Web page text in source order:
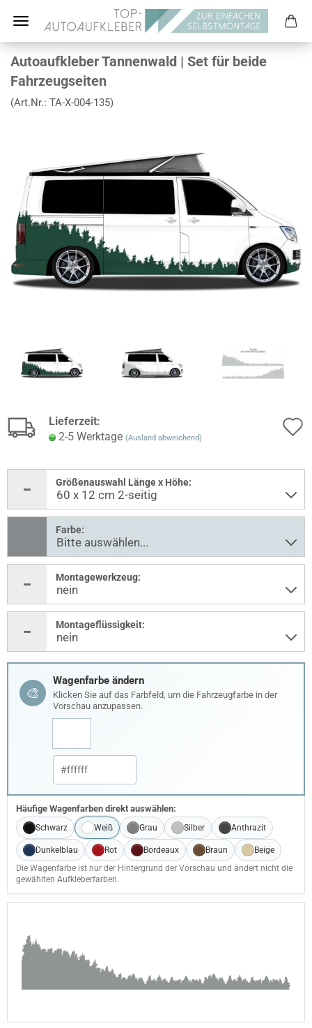
Autoaufkleber Tannenwald | Set für beide
Fahrzeugseiten
(Art.Nr.: TA-X-004-135)
Lieferzeit:
2-5 Werktage (Ausland abweichend)
Größenauswahl Länge x Höhe:
Farbe:
Montagewerkzeug:
Montageflüssigkeit:
🎨
Wagenfarbe ändern
Klicken Sie auf das Farbfeld, um die Fahrzeugfarbe in der
Vorschau anzupassen.
Häufige Wagenfarben direkt auswählen:
Schwarz Weiß Grau Silber Anthrazit
Dunkelblau Rot Bordeaux Braun
Beige
Die Wagenfarbe ist nur der Hintergrund der Vorschau und ändert nicht die
gewählten Aufkleberfarben.